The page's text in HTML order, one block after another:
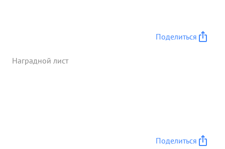
Поделиться
Наградной лист
Поделиться